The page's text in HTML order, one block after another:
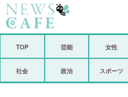
TOP 芸能 女性
社会 政治 スポーツ